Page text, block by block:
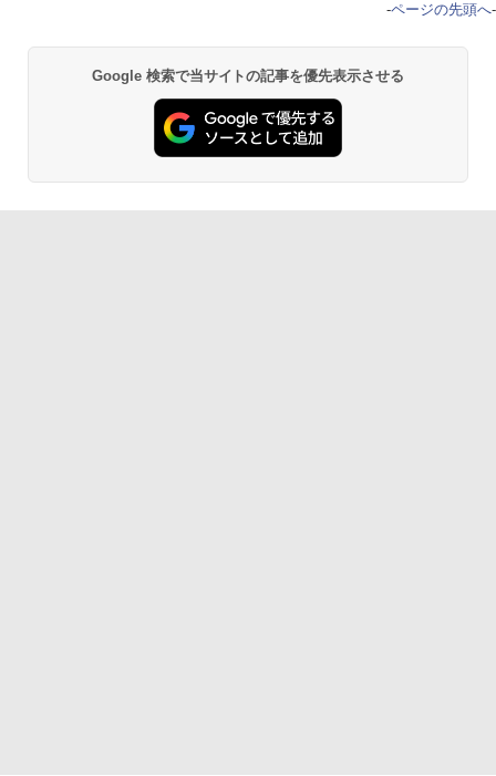
-ページの先頭へ-
Google 検索で当サイトの記事を優先表示させる